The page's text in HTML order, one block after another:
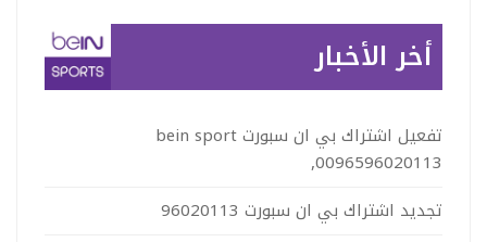
أخر الأخبار
تفعيل اشتراك بي ان سبورت bein sport
,0096596020113
تجديد اشتراك بي ان سبورت 96020113